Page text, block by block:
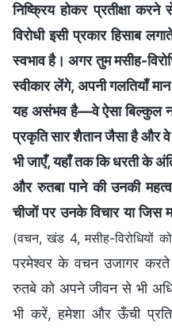
निष्क्रिय होकर प्रतीक्षा
विरोधी इसी प्रकार हिसाब
स्वभाव है। अगर तुम मसीह-
स्वीकार लेंगे, अपनी गलतियाँ
यह असंभव है—वे ऐसा बिल्कुल
प्रकृति सार शैतान जैसा है और
भी जाएँ, यहाँ तक कि धरती के
और रुतबा पाने की उनकी
चीजों पर उनके विचार या जिस
(वचन, खंड 4, मसीह-विरोधियों
परमेश्वर के वचन उजागर करते
रुतबे को अपने जीवन से भी
भी करें, हमेशा और ऊँची